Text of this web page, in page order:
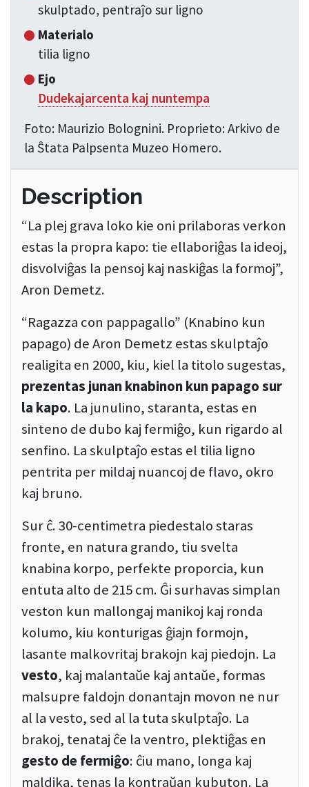
skulptado, pentraĵo sur ligno
Materialo
tilia ligno
Ejo
Dudekajarcenta kaj nuntempa
Foto: Maurizio Bolognini. Proprieto: Arkivo de
la Ŝtata Palpsenta Muzeo Homero.
Description
“La plej grava loko kie oni prilaboras verkon
estas la propra kapo: tie ellaboriĝas la ideoj,
disvolviĝas la pensoj kaj naskiĝas la formoj”,
Aron Demetz.
“Ragazza con pappagallo” (Knabino kun
papago) de Aron Demetz estas skulptaĵo
realigita en 2000, kiu, kiel la titolo sugestas,
prezentas junan knabinon kun papago sur
la kapo. La junulino, staranta, estas en
sinteno de dubo kaj fermiĝo, kun rigardo al
senfino. La skulptaĵo estas el tilia ligno
pentrita per mildaj nuancoj de flavo, okro
kaj bruno.
Sur ĉ. 30-centimetra piedestalo staras
fronte, en natura grando, tiu svelta
knabina korpo, perfekte proporcia, kun
entuta alto de 215 cm. Ĝi surhavas simplan
veston kun mallongaj manikoj kaj ronda
kolumo, kiu konturigas ĝiajn formojn,
lasante malkovritaj brakojn kaj piedojn. La
vesto, kaj malantaŭe kaj antaŭe, formas
malsupre faldojn donantajn movon ne nur
al la vesto, sed al la tuta skulptaĵo. La
brakoj, tenataj ĉe la ventro, plektiĝas en
gesto de fermiĝo: ĉiu mano, longa kaj
maldika, tenas la kontraŭan kubuton. La